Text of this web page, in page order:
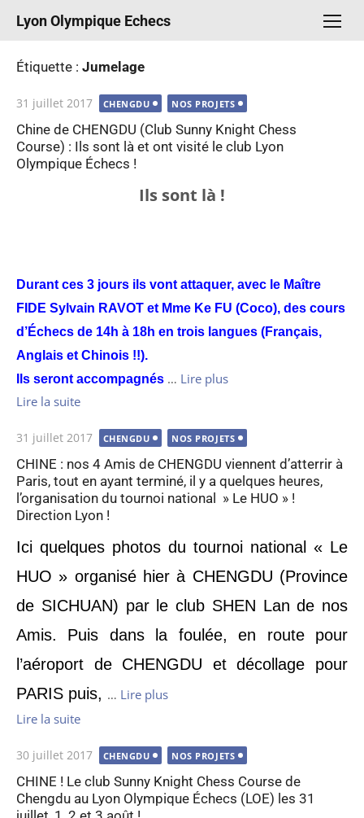
Lyon Olympique Echecs
Étiquette : Jumelage
Publié
le
31 juillet 2017 CHENGDU NOS PROJETS
Chine de CHENGDU (Club Sunny Knight Chess
Course) : Ils sont là et ont visité le club Lyon
Olympique Échecs !
Ils sont là !
Durant ces 3 jours ils vont attaquer, avec le Maître
FIDE Sylvain RAVOT et Mme Ke FU (Coco), des cours
d’Échecs de 14h à 18h en trois langues (Français,
Anglais et Chinois !!).
Ils seront accompagnés … Lire plus
Lire la suite
Publié
le
31 juillet 2017 CHENGDU NOS PROJETS
CHINE : nos 4 Amis de CHENGDU viennent d’atterrir à
Paris, tout en ayant terminé, il y a quelques heures,
l’organisation du tournoi national » Le HUO » !
Direction Lyon !
Ici quelques photos du tournoi national « Le
HUO » organisé hier à CHENGDU (Province
de SICHUAN) par le club SHEN Lan de nos
Amis. Puis dans la foulée, en route pour
l’aéroport de CHENGDU et décollage pour
PARIS puis, … Lire plus
Lire la suite
Publié
le
30 juillet 2017 CHENGDU NOS PROJETS
CHINE ! Le club Sunny Knight Chess Course de
Chengdu au Lyon Olympique Échecs (LOE) les 31